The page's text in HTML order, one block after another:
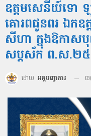
ឧត្ដមសេនីយ៍ទោ
គោរពជូនពរ ឯកឧ
សីហា ក្នុងឱកាសបុ
សប្តស័ក ព.ស.២
ដោយ អគ្គបញ្ជាការ ច